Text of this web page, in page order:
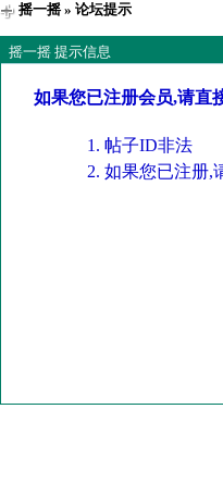
摇一摇» 论坛提示
摇一摇 提示信息
如果您已注册会员,请直
帖子ID非法
如果您已注册,